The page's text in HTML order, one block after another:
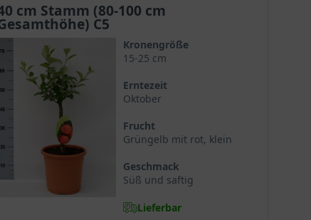
cm Stamm (80-100 cm
C5
Kronengröße
15-25 cm
Erntezeit
Oktober
Frucht
Grüngelb mit rot, klein
Geschmack
Süß und saftig
Lieferbar